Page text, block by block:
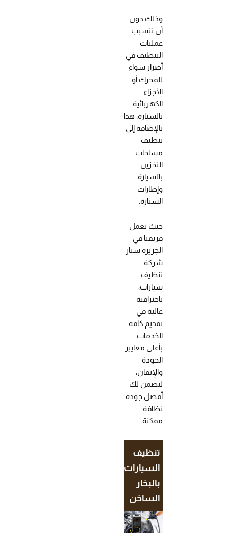
وذلك دون
أن تتسبب
عمليات
التنظيف في
أضرار سواء
للمحرك أو
الأجزاء
الكهربائية
بالسيارة، هذا
بالإضافة إلى
تنظيف
مساحات
التخزين
بالسيارة
وإطارات
السيارة.
حيث يعمل
فريقنا في
الجزيرة ستار
شركة
تنظيف
سيارات،
باحترافية
عالية في
تقديم كافة
الخدمات
بأعلى معايير
الجودة
والإتقان،
لنضمن لك
أفضل جودة
نظافة
ممكنة.
تنظيف
السيارات
بالبخار
الساخن